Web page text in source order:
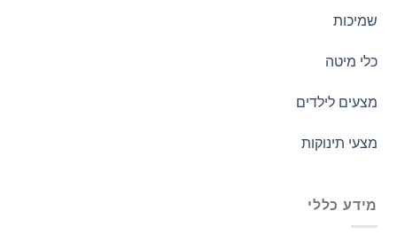
שמיכות
כלי מיטה
מצעים לילדים
מצעי תינוקות
מידע כללי